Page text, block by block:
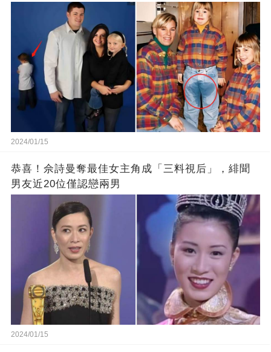
2024/01/15
恭喜！佘詩曼奪最佳女主角成「三料視后」，緋聞
男友近20位僅認戀兩男
2024/01/15